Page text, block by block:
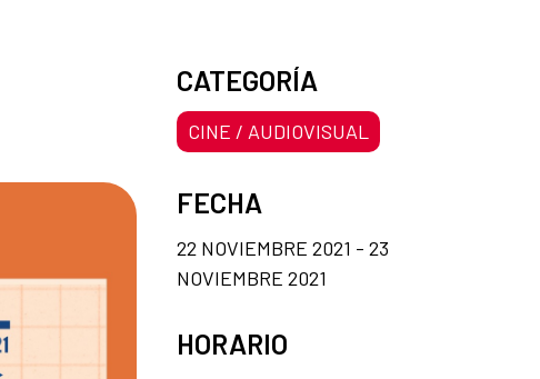
CATEGORÍA
CINE / AUDIOVISUAL
FECHA
22 NOVIEMBRE 2021 - 23
NOVIEMBRE 2021
HORARIO